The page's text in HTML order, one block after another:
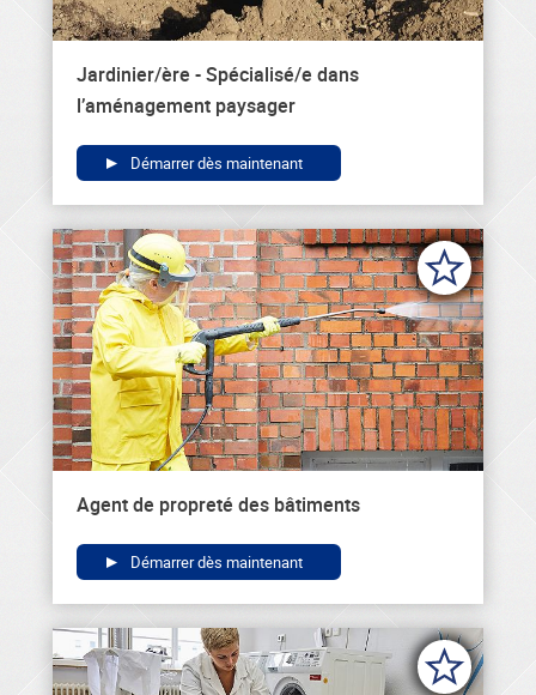
Jardinier/ère - Spécialisé/e dans
l’aménagement paysager
Démarrer dès maintenant
Agent de propreté des bâtiments
Démarrer dès maintenant